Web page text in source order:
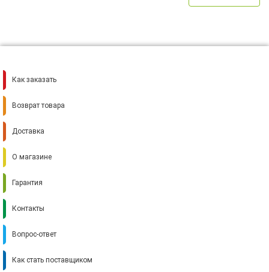
Как заказать
Возврат товара
Доставка
О магазине
Гарантия
Контакты
Вопрос-ответ
Как стать поставщиком